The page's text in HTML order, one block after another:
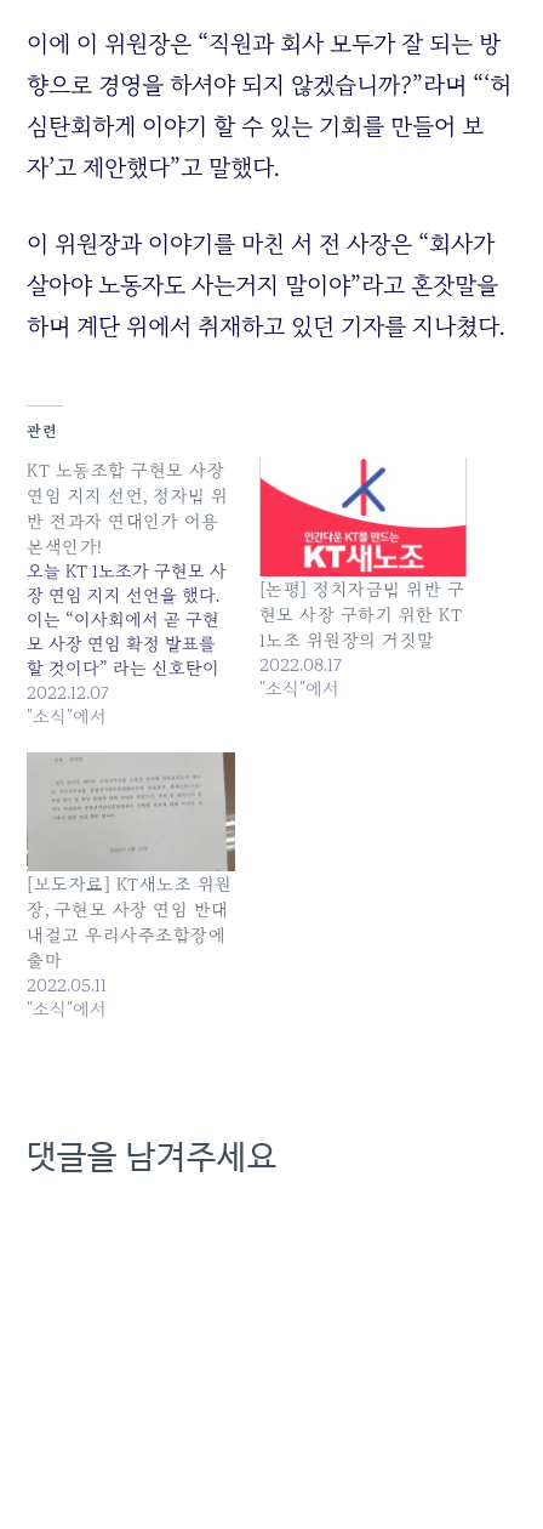
이에 이 위원장은 “직원과 회사 모두가 잘 되는 방
향으로 경영을 하셔야 되지 않겠습니까?”라며 “‘허
심탄회하게 이야기 할 수 있는 기회를 만들어 보
자’고 제안했다”고 말했다.
이 위원장과 이야기를 마친 서 전 사장은 “회사가
살아야 노동자도 사는거지 말이야”라고 혼잣말을
하며 계단 위에서 취재하고 있던 기자를 지나쳤다.
관련
KT 노동조합 구현모 사장
연임 지지 선언, 정자법 위
반 전과자 연대인가 어용
본색인가!
오늘 KT 1노조가 구현모 사
장 연임 지지 선언을 했다.
이는 “이사회에서 곧 구현
모 사장 연임 확정 발표를
할 것이다” 라는 신호탄이
다. 과거 사례를 볼때 연임
확정 시기가 임박하고 CEO
여론이 높아질 즈음이면 제1
노조는 다수임을 내세워 회
장 연임을 적극 지지 한다는
성명을 발표했다. 회장의
불법행위에 대한 시민사회
의 불신이…
2022.12.07
"소식"에서
[논평] 정치자금법 위반 구
현모 사장 구하기 위한 KT
1노조 위원장의 거짓말
2022.08.17
"소식"에서
[보도자료] KT새노조 위원
장, 구현모 사장 연임 반대
내걸고 우리사주조합장에
출마
2022.05.11
"소식"에서
댓글을 남겨주세요